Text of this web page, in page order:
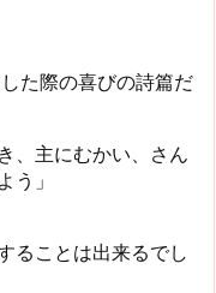
た際の喜びの詩篇だ
、主にむかい、さん
う」
ることは出来るでし